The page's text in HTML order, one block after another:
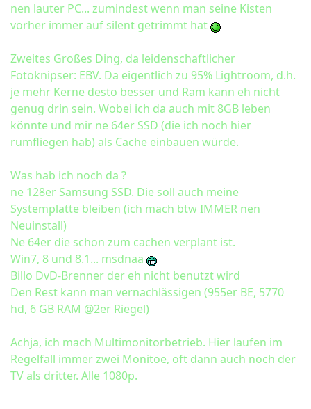
nen lauter PC... zumindest wenn man seine Kisten
vorher immer auf silent getrimmt hat
Zweites Großes Ding, da leidenschaftlicher
Fotoknipser: EBV. Da eigentlich zu 95% Lightroom, d.h.
je mehr Kerne desto besser und Ram kann eh nicht
genug drin sein. Wobei ich da auch mit 8GB leben
könnte und mir ne 64er SSD (die ich noch hier
rumfliegen hab) als Cache einbauen würde.
Was hab ich noch da ?
ne 128er Samsung SSD. Die soll auch meine
Systemplatte bleiben (ich mach btw IMMER nen
Neuinstall)
Ne 64er die schon zum cachen verplant ist.
Win7, 8 und 8.1... msdnaa
Billo DvD-Brenner der eh nicht benutzt wird
Den Rest kann man vernachlässigen (955er BE, 5770
hd, 6 GB RAM @2er Riegel)
Achja, ich mach Multimonitorbetrieb. Hier laufen im
Regelfall immer zwei Monitoe, oft dann auch noch der
TV als dritter. Alle 1080p.